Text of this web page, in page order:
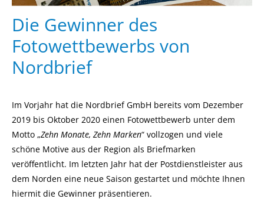
Die Gewinner des
Fotowettbewerbs von
Nordbrief
Im Vorjahr hat die Nordbrief GmbH bereits vom Dezember
2019 bis Oktober 2020 einen Fotowettbewerb unter dem
Motto „Zehn Monate, Zehn Marken“ vollzogen und viele
schöne Motive aus der Region als Briefmarken
veröffentlicht. Im letzten Jahr hat der Postdienstleister aus
dem Norden eine neue Saison gestartet und möchte Ihnen
hiermit die Gewinner präsentieren.